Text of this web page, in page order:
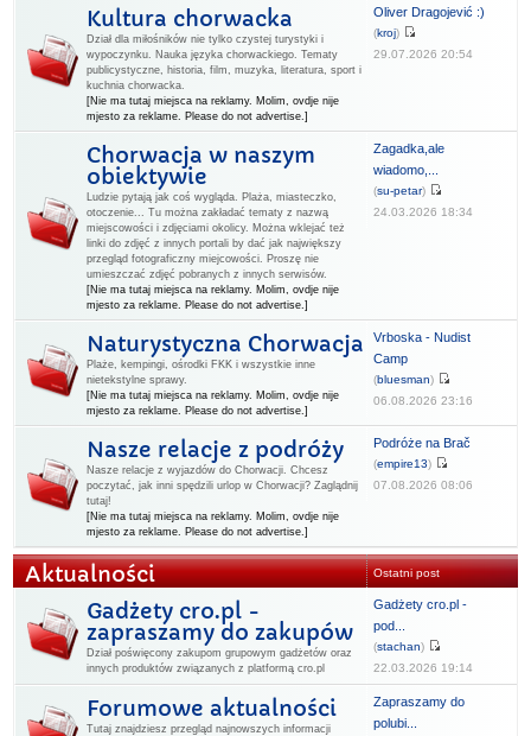
Kultura chorwacka
Dział dla miłośników nie tylko czystej turystyki i
wypoczynku. Nauka języka chorwackiego. Tematy
publicystyczne, historia, film, muzyka, literatura, sport i
kuchnia chorwacka.
[Nie ma tutaj miejsca na reklamy. Molim, ovdje nije
mjesto za reklame. Please do not advertise.]
Oliver Dragojević :)
(kroj)
29.07.2026 20:54
Chorwacja w naszym
obiektywie
Ludzie pytają jak coś wygląda. Plaża, miasteczko,
otoczenie... Tu można zakładać tematy z nazwą
miejscowości i zdjęciami okolicy. Można wklejać też
linki do zdjęć z innych portali by dać jak największy
przegląd fotograficzny miejcowości. Proszę nie
umieszczać zdjęć pobranych z innych serwisów.
[Nie ma tutaj miejsca na reklamy. Molim, ovdje nije
mjesto za reklame. Please do not advertise.]
Zagadka,ale
wiadomo,...
(su-petar)
24.03.2026 18:34
Naturystyczna Chorwacja
Plaże, kempingi, ośrodki FKK i wszystkie inne
nietekstylne sprawy.
[Nie ma tutaj miejsca na reklamy. Molim, ovdje nije
mjesto za reklame. Please do not advertise.]
Vrboska - Nudist
Camp
(bluesman)
06.08.2026 23:16
Nasze relacje z podróży
Nasze relacje z wyjazdów do Chorwacji. Chcesz
poczytać, jak inni spędzili urlop w Chorwacji? Zaglądnij
tutaj!
[Nie ma tutaj miejsca na reklamy. Molim, ovdje nije
mjesto za reklame. Please do not advertise.]
Podróże na Brač
(empire13)
07.08.2026 08:06
Aktualności Ostatni post
Gadżety cro.pl -
zapraszamy do zakupów
Dział poświęcony zakupom grupowym gadżetów oraz
innych produktów związanych z platformą cro.pl
Gadżety cro.pl -
pod...
(stachan)
22.03.2026 19:14
Forumowe aktualności
Tutaj znajdziesz przegląd najnowszych informacji
Zapraszamy do
polubi...